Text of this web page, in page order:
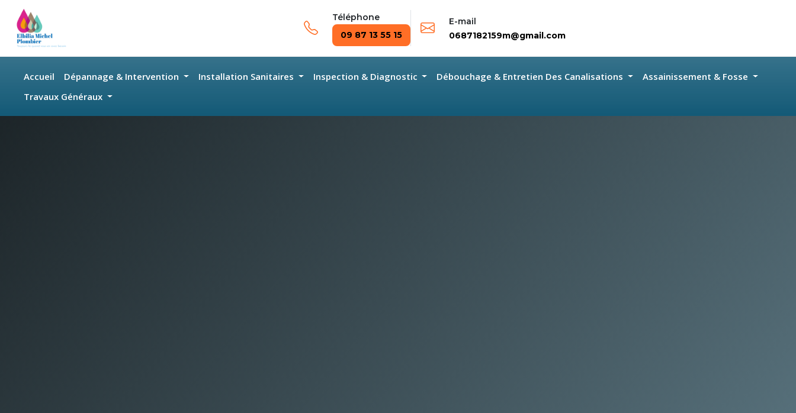
Skip to main content
Téléphone
09 87 13 55 15
E-mail
0687182159m@gmail.com
Accueil Dépannage & Intervention Installation Sanitaires Inspection & Diagnostic Débouchage & Entretien Des Canalisations
Assainissement & Fosse
Travaux Généraux